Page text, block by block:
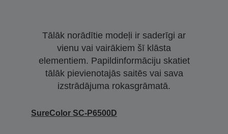
Tālāk norādītie modeļi ir saderīgi ar
vienu vai vairākiem šī klāsta
elementiem. Papildinformāciju skatiet
tālāk pievienotajās saitēs vai sava
izstrādājuma rokasgrāmatā.
SureColor SC-P6500D